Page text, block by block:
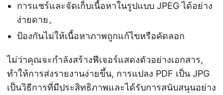
การแชร์และจัดเก็บเนื้อหาในรูปแบบ JPEG ได้อย่าง
ง่ายดาย。
ป้องกันไม่ให้เนื้อหาภาพถูกแก้ไขหรือคัดลอก
ไม่ว่าคุณจะกำลังสร้างฟีเจอร์แสดงตัวอย่างเอกสาร,
ทำให้การส่งรายงานง่ายขึ้น, การแปลง PDF เป็น JPG
เป็นวิธีการที่มีประสิทธิภาพและได้รับการสนับสนุนอย่าง